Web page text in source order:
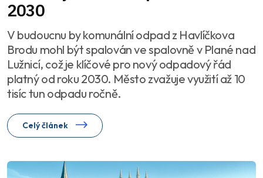
2030
V budoucnu by komunální odpad z Havlíčkova
Brodu mohl být spalován ve spalovně v Plané nad
Lužnicí, což je klíčové pro nový odpadový řád
platný od roku 2030. Město zvažuje využití až 10
tisíc tun odpadu ročně.
Celý článek